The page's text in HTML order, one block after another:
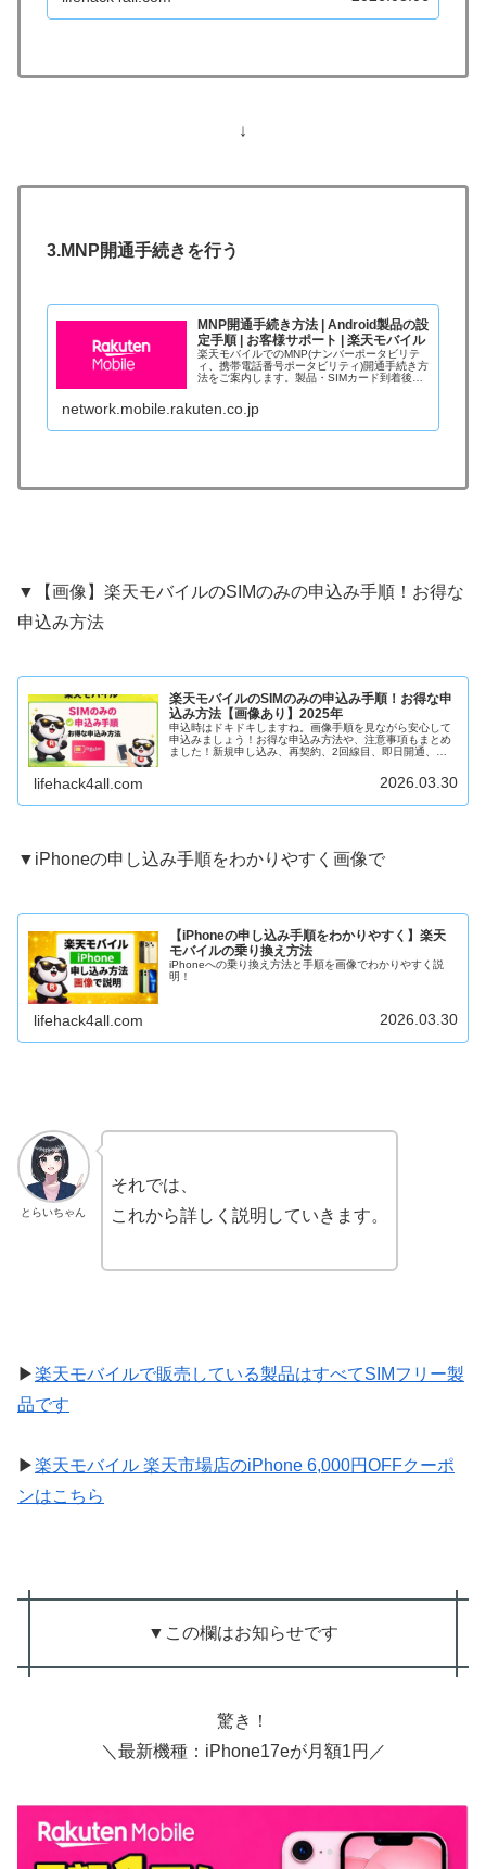
↓
3.MNP開通手続きを行う
MNP開通手続き方法 | Android製品の設
定手順 | お客様サポート | 楽天モバイル
楽天モバイルでのMNP(ナンバーポータビリテ
ィ、携帯電話番号ポータビリティ)開通手続き方
法をご案内します。製品・SIMカード到着後、
network.mobile.rakuten.co.jp
▼【画像】楽天モバイルのSIMのみの申込み手順！お得な
申込み方法
楽天モバイルのSIMのみの申込み手順！お得な申
込み方法【画像あり】2025年
申込時はドキドキしますね。画像手順を見ながら安心して
申込みましょう！お得な申込み方法や、注意事項もまとめ
ました！新規申し込み、再契約、2回線目、即日開通、
lifehack4all.com 2026.03.30
▼iPhoneの申し込み手順をわかりやすく画像で
【iPhoneの申し込み手順をわかりやすく】楽天
モバイルの乗り換え方法
iPhoneへの乗り換え方法と手順を画像でわかりやすく説
明！
lifehack4all.com 2026.03.30
とらいちゃん
それでは、
これから詳しく説明していきます。
▶楽天モバイルで販売している製品はすべてSIMフリー製
品です
▶楽天モバイル 楽天市場店のiPhone 6,000円OFFクーポ
ンはこちら
▼この欄はお知らせです
驚き！
＼最新機種：iPhone17eが月額1円／